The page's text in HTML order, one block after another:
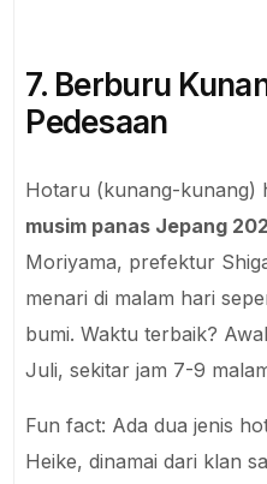
7. Berburu
Pedesaan
Hotaru (kunang-kunang)
musim panas Jepang
Moriyama, prefektur
menari di malam hari
bumi. Waktu terbaik?
Juli, sekitar jam 7-9
Fun fact: Ada dua jenis
Heike, dinamai dari klan